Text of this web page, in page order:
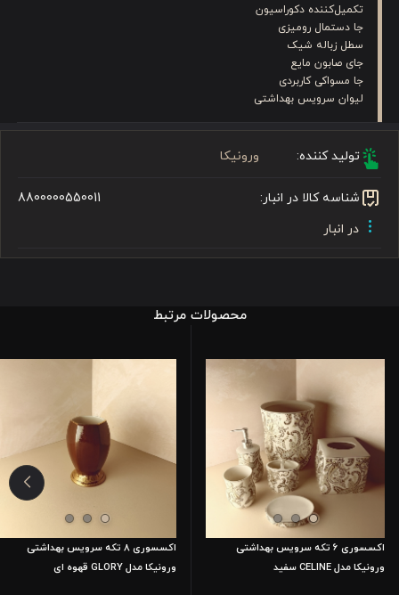
تکمیل‌کننده دکوراسیون
جا دستمال رومیزی
سطل زباله شیک
جای صابون مایع
جا مسواکی کاربردی
لیوان سرویس بهداشتی
تولید کننده: ورونیکا
شناسه کالا در انبار:
8800000550011
در انبار
محصولات مرتبط
اکسسوری 6 تکه سرویس بهداشتی
ورونیکا مدل CELINE سفید
اکسسوری 8 تکه سرویس بهداشتی
ورونیکا مدل GLORY قهوه ای